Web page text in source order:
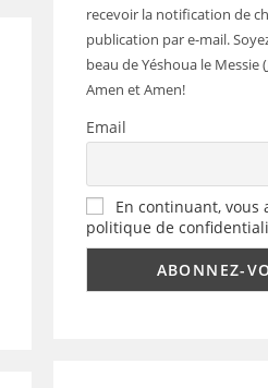
recevoir la notification de
publication par e-mail.
beau de Yéshoua le Messie
Amen et Amen!
Email
En continuant, vous
politique de